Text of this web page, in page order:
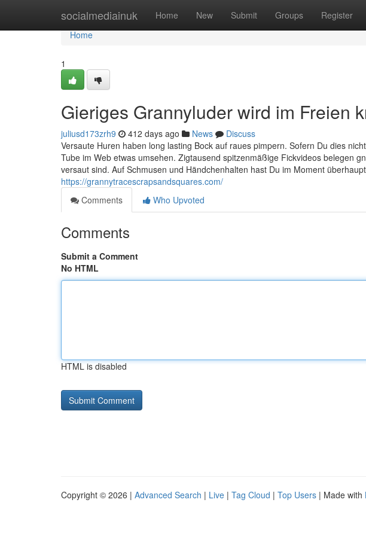
socialmediainuk Home New Submit Groups Register
Home
Home
1
Gieriges Grannyluder wird im Freien
juliusd173zrh9 412 days ago News
Discuss
Versaute Huren haben long lasting Bock auf raues pimpern. Sofern Du dies
Tube im Web etwas umsehen. Zigtausend spitzenmäßige Fickvideos belegen
versaut sind. Auf Schmusen und Händchenhalten hast Du im Moment
https://grannytracescrapsandsquares.com/
Comments
Who Upvoted
Comments
Submit a Comment
No HTML
HTML is disabled
Copyright © 2026 | Advanced Search | Live | Tag Cloud | Top Users | Made with